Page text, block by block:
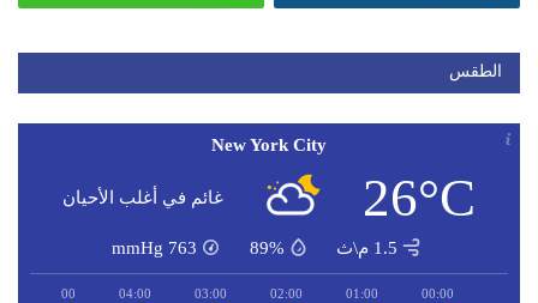
الطقس
New York City
26°C غائم في أغلب الأحيان
1.5 م\ث 89%
763
mmHg
00:00
01:00
02:00
03:00
04:00
05:00